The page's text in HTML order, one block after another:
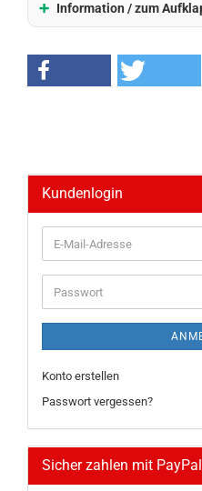
Information / zum
Kundenlogin
E-
Mail-
Adresse
Passwort
Konto erstellen
Passwort vergessen?
Sicher zahlen mit PayPal